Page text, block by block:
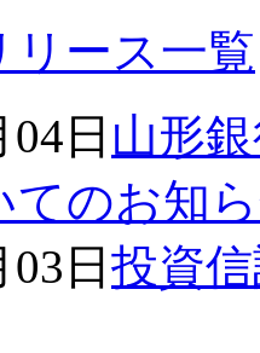
リース一覧
日 山形
てのお知
日 投資